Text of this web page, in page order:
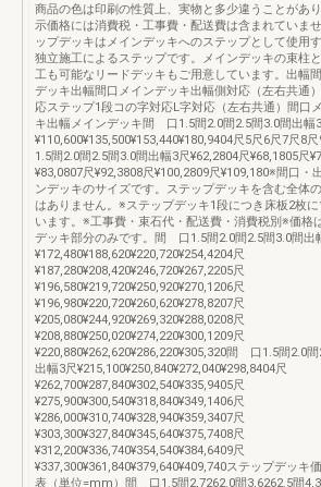
商品の色は印刷の性質上、実物と多少違うことがあ
示価格には消費税・工事費・配送費は含まれていま
ップデッキはメインデッキへのステップとして使用
独立施工によるステップです。メインデッキの束柱
工も可能なリードデッキもご用意しています。出幅
デッキ出幅間口メインデッキ出幅側対応（左右共通
応ステップ1段コの字対応L字対応（左右共通）間口
キ出幅メインデッキ間 口1.5間2.0間2.5間3.0間出幅
¥110,600¥135,500¥153,440¥180,9404尺5尺6尺7尺8
1.5間2.0間2.5間3.0間出幅3尺¥62,2804尺¥68,1805尺
¥83,0807尺¥92,3808尺¥100,2809尺¥109,180※間口・
ンデッキのサイズです。ステップデッキを含む全体
はありません。※ステップデッキ1段につき床板2枚
います。※工事費・束石代・配送費・消費税別※価格
デッキ部分のみです。間 口1.5間2.0間2.5間3.0間出
¥172,480¥188,620¥220,720¥254,4204尺
¥187,280¥208,420¥246,720¥267,2205尺
¥196,580¥219,720¥250,920¥270,1206尺
¥196,980¥220,720¥260,620¥278,8207尺
¥205,080¥244,920¥269,320¥288,0208尺
¥208,880¥250,020¥274,220¥300,1209尺
¥220,880¥262,620¥286,220¥305,320間 口1.5間2.0間
出幅3尺¥215,100¥250,840¥272,040¥298,8404尺
¥262,700¥287,840¥302,540¥335,9405尺
¥275,900¥300,540¥318,840¥349,1406尺
¥286,000¥310,740¥328,940¥359,3407尺
¥303,300¥327,840¥345,640¥375,7408尺
¥312,200¥336,740¥354,540¥384,6409尺
¥337,300¥361,840¥379,640¥409,740ステップデッキ
表（単位=mm）間 口1.5間2,7262.0間3,6262.5間